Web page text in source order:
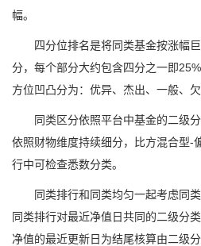
幅。
四分位排名是将同类基金按涨幅巨
分，每个部分大约包含四分之一即
方位凹凸分为：优异、杰出、一般、欠
同类区分依照平台中基金的二级分
依照财物维度持续细分，比方混合型-
行中可检查悉数分类。
同类排行和同类均匀一起考虑同类
同类排行对最近净值日共同的二级分
净值的最近更新日为结尾核算由二级